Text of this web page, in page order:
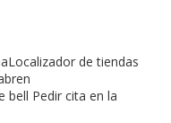
de tiendas
bell Pedir cita en la